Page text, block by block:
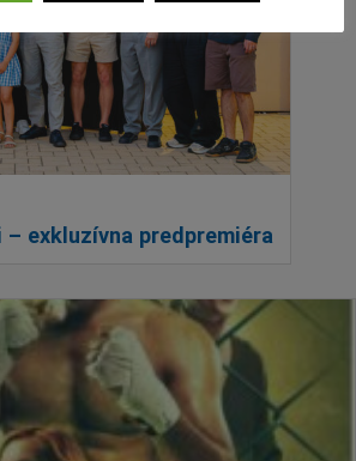
– exkluzívna predpremiéra